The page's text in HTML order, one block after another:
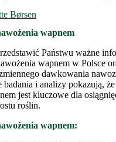
Børsen
wapnem
Państwu ważne
wapnem w Polsce
dawkowania
badania i analizy pokazują,
jest kluczowe dla
roślin.
wapnem: